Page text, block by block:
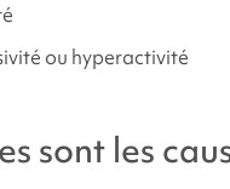
ou hyperactivité
sont les